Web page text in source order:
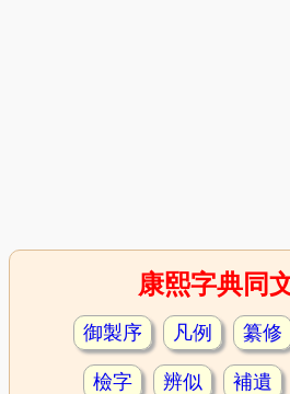
康熙字典同
御製序 凡例 纂修
檢字 辨似 補遺